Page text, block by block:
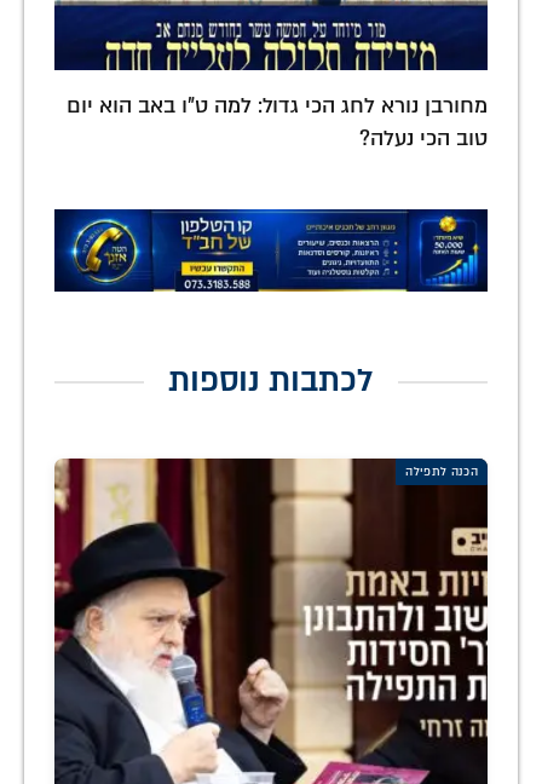
מחורבן נורא לחג הכי גדול: למה ט"ו באב הוא יום
טוב הכי נעלה?
לכתבות נוספות
הכנה לתפילה